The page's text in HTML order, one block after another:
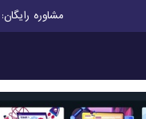
مشاوره رایگان: